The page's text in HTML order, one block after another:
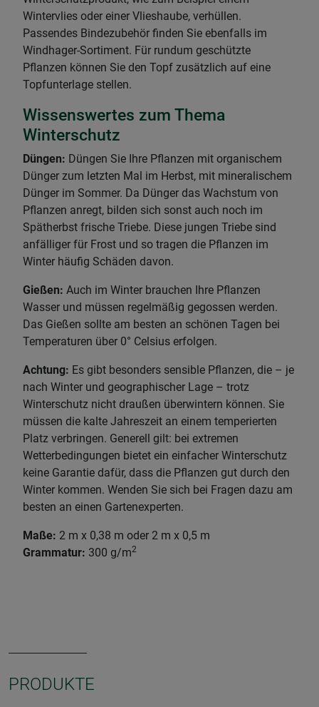
Wintervlies oder einer Vlieshaube, verhüllen.
Passendes Bindezubehör finden Sie ebenfalls im
Windhager-Sortiment. Für rundum geschützte
Pflanzen können Sie den Topf zusätzlich auf eine
Topfunterlage stellen.
Wissenswertes zum Thema
Winterschutz
Düngen: Düngen Sie Ihre Pflanzen mit organischem
Dünger zum letzten Mal im Herbst, mit mineralischem
Dünger im Sommer. Da Dünger das Wachstum von
Pflanzen anregt, bilden sich sonst auch noch im
Spätherbst frische Triebe. Diese jungen Triebe sind
anfälliger für Frost und so tragen die Pflanzen im
Winter häufig Schäden davon.
Gießen: Auch im Winter brauchen Ihre Pflanzen
Wasser und müssen regelmäßig gegossen werden.
Das Gießen sollte am besten an schönen Tagen bei
Temperaturen über 0° Celsius erfolgen.
Achtung: Es gibt besonders sensible Pflanzen, die – je
nach Winter und geographischer Lage – trotz
Winterschutz nicht draußen überwintern können. Sie
müssen die kalte Jahreszeit an einem temperierten
Platz verbringen. Generell gilt: bei extremen
Wetterbedingungen bietet ein einfacher Winterschutz
keine Garantie dafür, dass die Pflanzen gut durch den
Winter kommen. Wenden Sie sich bei Fragen dazu am
besten an einen Gartenexperten.
Maße: 2 m x 0,38 m oder 2 m x 0,5 m
Grammatur: 300 g/m2
PRODUKTE